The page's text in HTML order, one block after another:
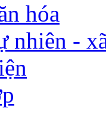
hóa
nhiên -